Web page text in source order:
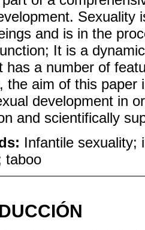
Sexuality
and is in the
It is a
has a number of
the aim of this paper
development in
and scientifically
Infantile sexuality;
taboo